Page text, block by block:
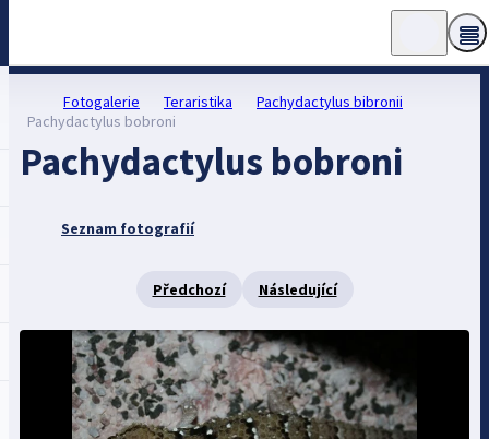
Fotogalerie Teraristika
Pachydactylus bibronii
Pachydactylus bobroni
Pachydactylus bobroni
Seznam fotografií
Předchozí Následující